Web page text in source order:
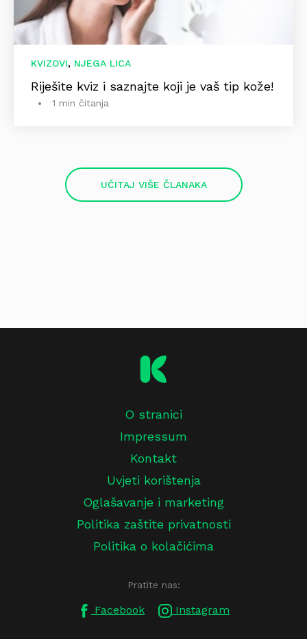
KVIZOVI, NJEGA LICA
Riješite kviz i saznajte koji je vaš tip kože!
1 min čitanja
UČITAJ VIŠE ČLANAKA
O stranici
Impressum
Kontakt
Uvjeti korištenja
Oglašavanje i marketing
Politika zaštite privatnosti
Politika o kolačićima
Pratite nas:
Facebook Instagram